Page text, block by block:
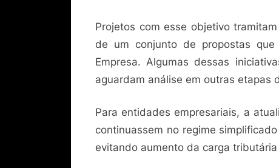
Projetos com esse objetivo
de um conjunto de propostas
Empresa. Algumas dessas
aguardam análise em outras etapas
Para entidades empresariais, a
continuassem no regime
evitando aumento da carga